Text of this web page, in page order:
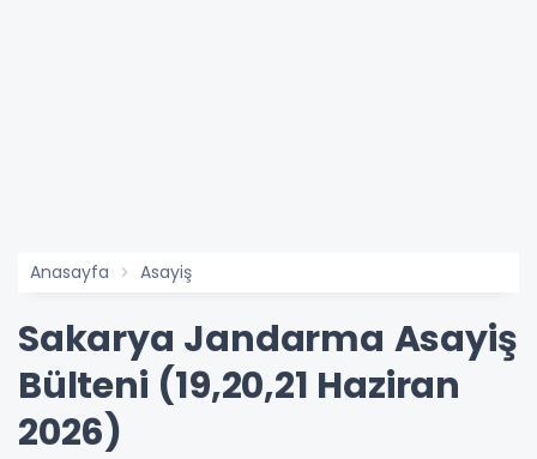
Anasayfa Asayiş
Sakarya Jandarma Asayiş
Bülteni (19,20,21 Haziran
2026)